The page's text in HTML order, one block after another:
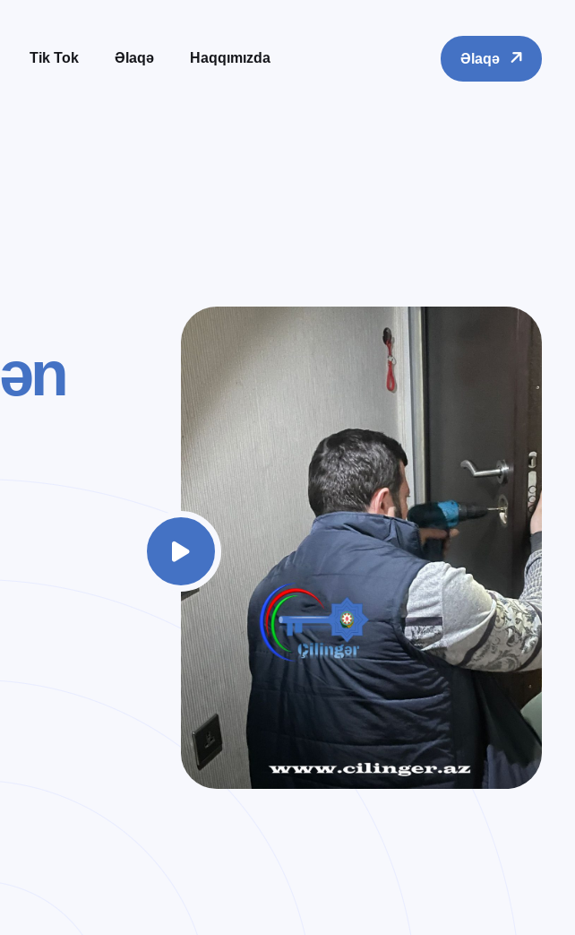
Tik Tok Əlaqə Haqqımızda Əlaqə
ən